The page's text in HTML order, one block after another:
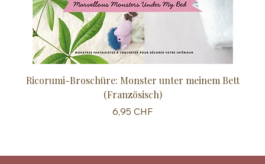
Ricorumi-Broschüre: Monster unter meinem Bett
(Französisch)
Preis
6,95 CHF